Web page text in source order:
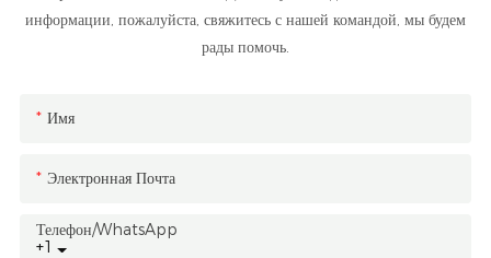
информации, пожалуйста, свяжитесь с нашей командой, мы будем
рады помочь.
Имя
Электронная Почта
+1
Телефон/WhatsApp